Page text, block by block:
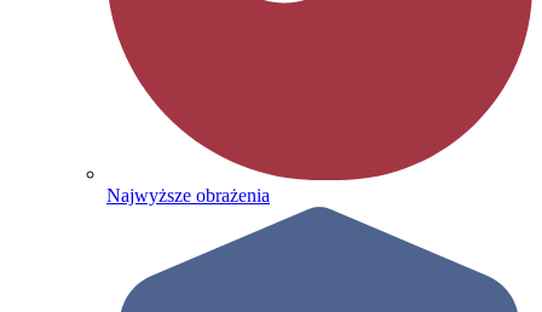
Najwyższe obrażenia